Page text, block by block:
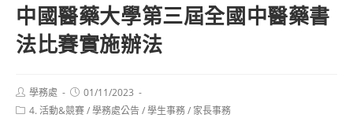
中國醫藥大學第三屆全國中醫藥書
法比賽實施辦法
Post
author:
學務處
Post
published:
01/11/2023
Post4. 活動&競賽/學務處公告/學生事務/ 家長事務